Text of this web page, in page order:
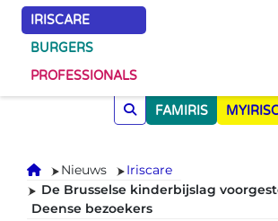
IRISCARE
BURGERS
PROFESSIONALS
FAMIRIS
Onthaal
Nieuws
Iriscare
De Brusselse kinderbijslag
Deense bezoekers